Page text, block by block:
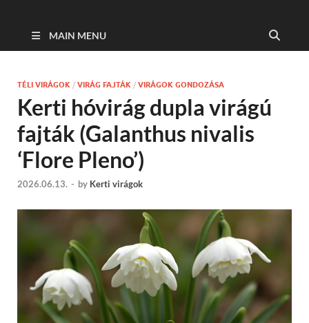
MAIN MENU
TÉLI VIRÁGOK / VIRÁG FAJTÁK / VIRÁGOK GONDOZÁSA
Kerti hóvirág dupla virágú
fajták (Galanthus nivalis
‘Flore Pleno’)
2026.06.13. - by Kerti virágok